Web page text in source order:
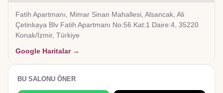
Fatih Apartmanı, Mimar Sinan Mahallesi, Alsancak, Ali
Çetinkaya Blv Fatih Apartmanı No:56 Kat:1 Daire:4, 35220
Konak/İzmir, Türkiye
Google Haritalar →
BU SALONU ÖNER